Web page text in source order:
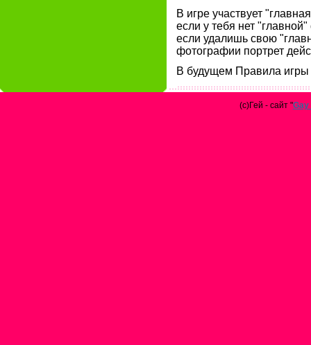
В игре участвует
если у тебя нет
если удалишь свою
фотографии портрет
В будущем Правила игры
(с)Гей - сайт "Gay